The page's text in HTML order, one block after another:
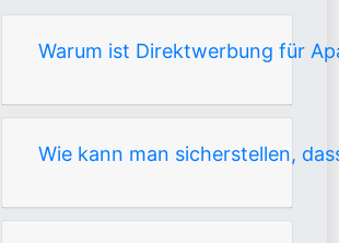
Warum ist Direktwerbung für
Wie kann man sicherstellen,